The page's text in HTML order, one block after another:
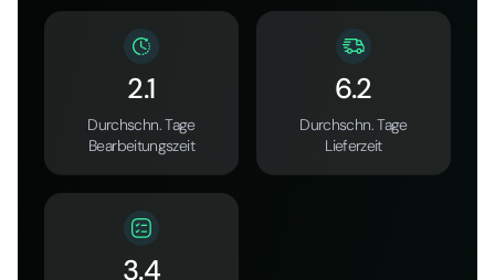
2.1
Durchschn. Tage
Bearbeitungszeit
6.2
Durchschn. Tage
Lieferzeit
3.4